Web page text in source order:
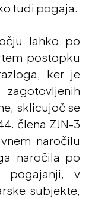
tudi pogaja.
lahko po
postopku
ker je
sklicujoč se
člena ZJN-3
naročilu
naročila po
pogajanji, v
subjekte,